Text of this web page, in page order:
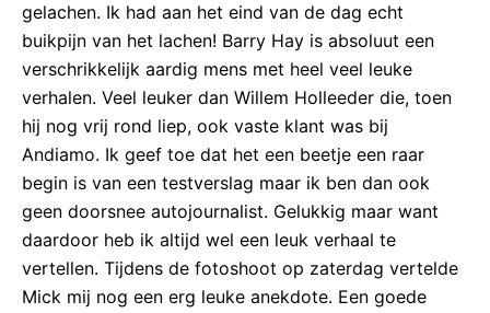
gelachen. Ik had aan het eind van de dag echt
buikpijn van het lachen! Barry Hay is absoluut een
verschrikkelijk aardig mens met heel veel leuke
verhalen. Veel leuker dan Willem Holleeder die, toen
hij nog vrij rond liep, ook vaste klant was bij
Andiamo. Ik geef toe dat het een beetje een raar
begin is van een testverslag maar ik ben dan ook
geen doorsnee autojournalist. Gelukkig maar want
daardoor heb ik altijd wel een leuk verhaal te
vertellen. Tijdens de fotoshoot op zaterdag vertelde
Mick mij nog een erg leuke anekdote. Een goede